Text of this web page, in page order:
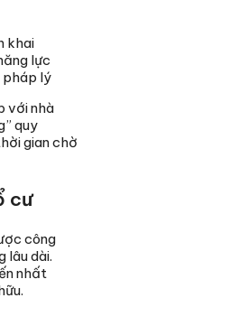
khai
lực
pháp lý
với nhà
quy
gian chờ
cư
công
lâu dài.
nhất